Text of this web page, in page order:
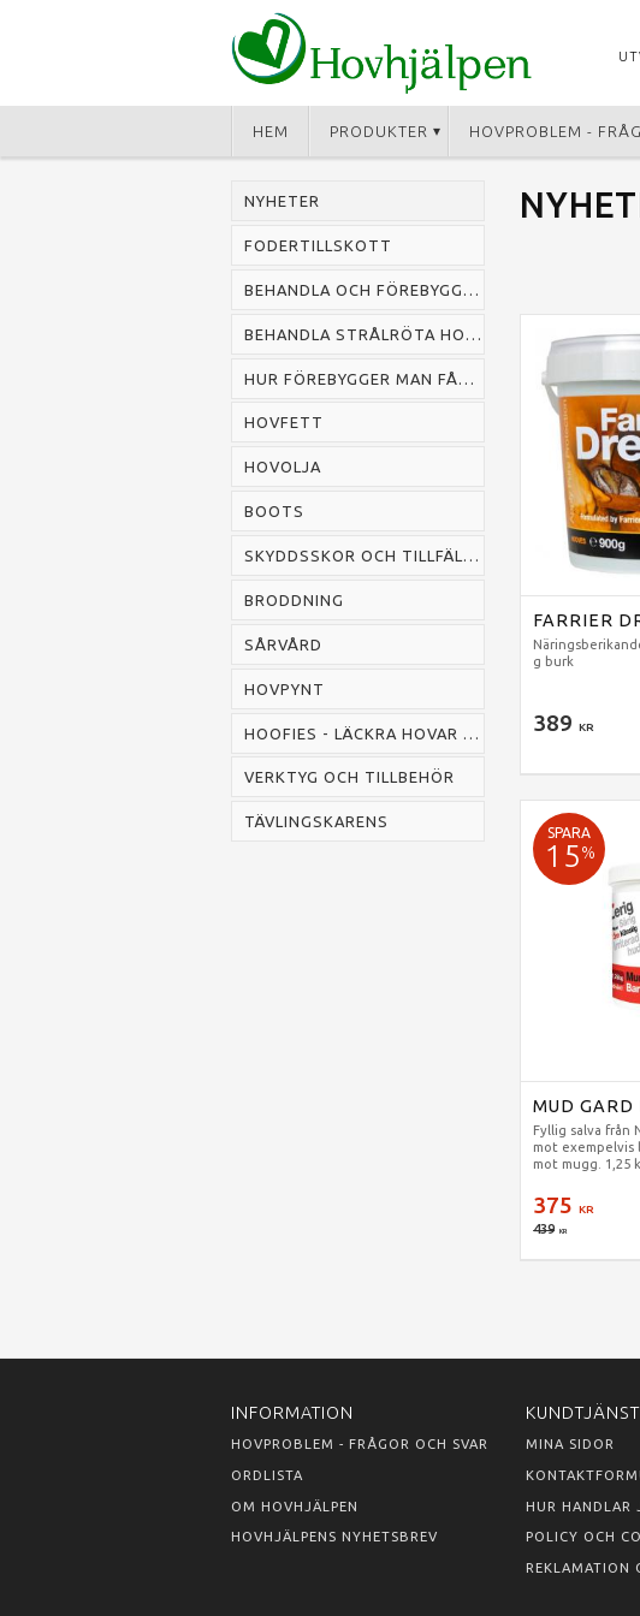
HEM PRODUKTER HOVPROBLEM -
g burk
389 KR
MUD
Fyllig salva från
mot exempelvis
mot mugg. 1,25
375 KR
439 KR
SPARA
15%
NYHETER
FODERTILLSKOTT
HOVFETT
HOVOLJA
BOOTS
SKYDDSSKOR OCH TILLFÄLLIGA SKOR
BRODDNING
SÅRVÅRD
HOVPYNT
VERKTYG OCH TILLBEHÖR
TÄVLINGSKARENS
INFORMATION
HOVPROBLEM - FRÅGOR OCH SVAR
ORDLISTA
OM HOVHJÄLPEN
HOVHJÄLPENS NYHETSBREV
KUNDTJÄNST
MINA SIDOR
HUR HANDLAR
POLICY OCH
REKLAMATION